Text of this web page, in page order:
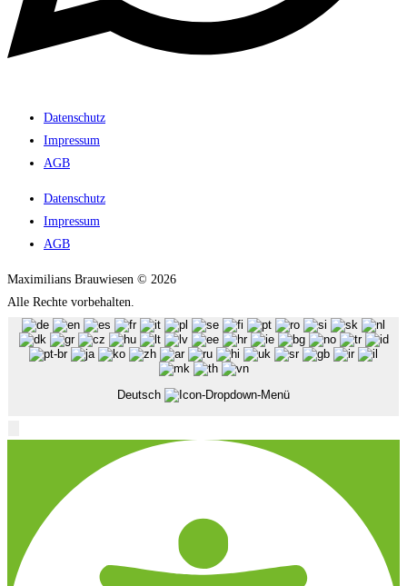
Datenschutz
Impressum
AGB
Datenschutz
Impressum
AGB
Maximilians Brauwiesen © 2026
Alle Rechte vorbehalten.
Deutsch